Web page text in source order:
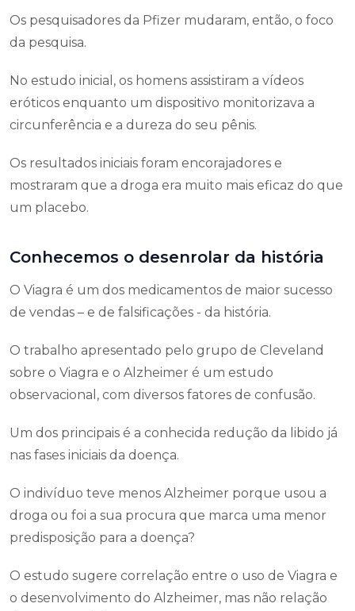
Os pesquisadores da Pfizer mudaram, então, o foco
da pesquisa.
No estudo inicial, os homens assistiram a vídeos
eróticos enquanto um dispositivo monitorizava a
circunferência e a dureza do seu pênis.
Os resultados iniciais foram encorajadores e
mostraram que a droga era muito mais eficaz do que
um placebo.
Conhecemos o desenrolar da história
O Viagra é um dos medicamentos de maior sucesso
de vendas – e de falsificações - da história.
O trabalho apresentado pelo grupo de Cleveland
sobre o Viagra e o Alzheimer é um estudo
observacional, com diversos fatores de confusão.
Um dos principais é a conhecida redução da libido já
nas fases iniciais da doença.
O indivíduo teve menos Alzheimer porque usou a
droga ou foi a sua procura que marca uma menor
predisposição para a doença?
O estudo sugere correlação entre o uso de Viagra e
o desenvolvimento do Alzheimer, mas não relação